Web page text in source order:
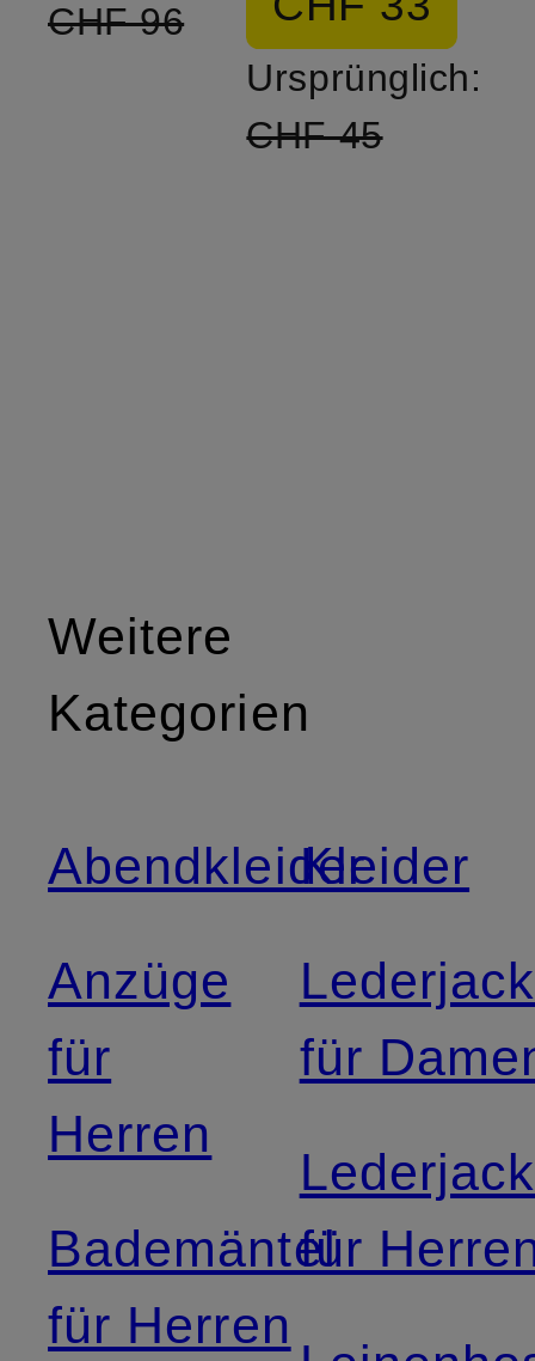
CHF 96
Ursprünglich:
CHF 45
Weitere
Kategorien
Abendkleider
Anzüge
für
Herren
Bademäntel
für Herren
Kleider
für
für